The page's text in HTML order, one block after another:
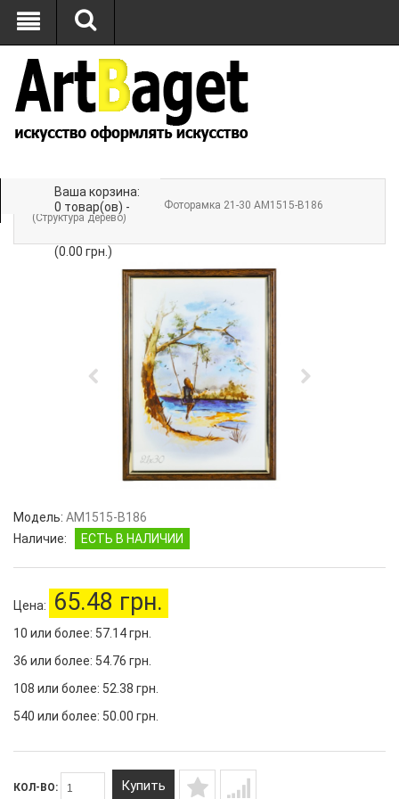
Ваша корзина:
0 товар(ов) -
(0.00 грн.)
Главная»ФОТОРАМКИ
» Фоторамка 21-30 AM1515-B186
(Структура дерево)
Модель: AM1515-B186
Наличие:
ЕСТЬ В НАЛИЧИИ
Цена: 65.48 грн.
10 или более: 57.14 грн.
36 или более: 54.76 грн.
108 или более: 52.38 грн.
540 или более: 50.00 грн.
КОЛ-ВО: Купить